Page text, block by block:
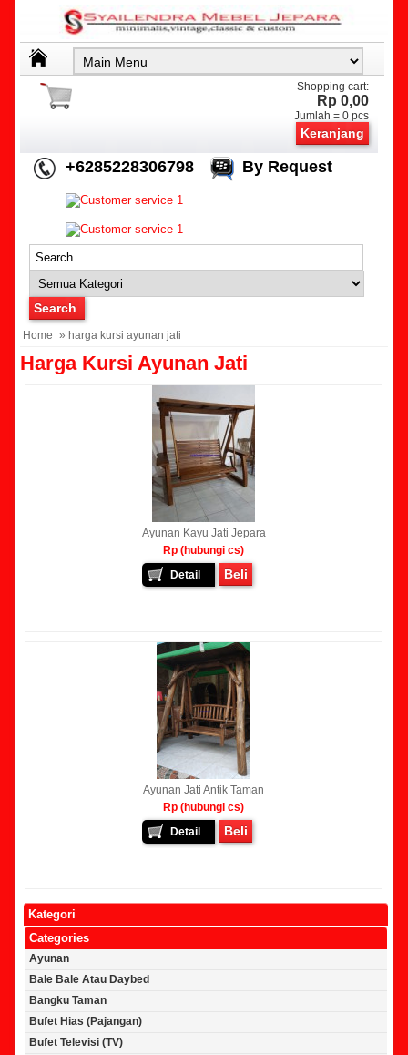
Shopping cart:
Rp 0,00
Jumlah =0 pcs
Keranjang
+6285228306798 By Request
Home » harga kursi ayunan jati
Harga Kursi Ayunan Jati
Ayunan Kayu Jati Jepara
Rp (hubungi cs)
Detail
Beli
Ayunan Jati Antik Taman
Rp (hubungi cs)
Detail
Beli
Kategori
Categories
Ayunan
Bale Bale Atau Daybed
Bangku Taman
Bufet Hias (Pajangan)
Bufet Televisi (TV)